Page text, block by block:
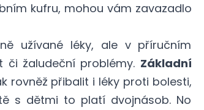
kufru, mohou vám zavazadlo
užívané léky, ale v příručním
či žaludeční problémy. Základní
rovněž přibalit i léky proti bolesti,
s dětmi to platí dvojnásob. No